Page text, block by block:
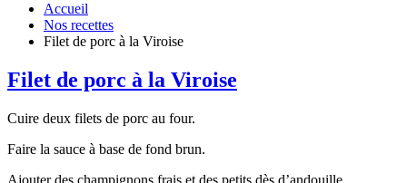
Accueil
Nos recettes
Filet de porc à la Viroise
Filet de porc à la Viroise
Cuire deux filets de porc au four.
Faire la sauce à base de fond brun.
Ajouter des champignons frais et des petits dès d’andouille.